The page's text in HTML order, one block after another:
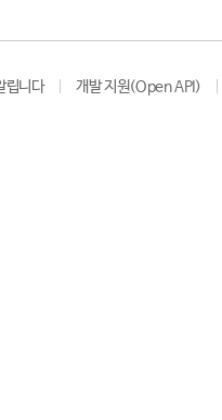
립니다 개발 지원(Open API)